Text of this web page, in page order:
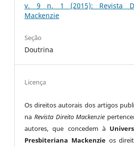
v. 9 n. 1 (2015): Revista
Mackenzie
Seção
Doutrina
Licença
Os direitos autorais dos artigos
na Revista Direito Mackenzie
autores, que concedem à
Presbiteriana Mackenzieos